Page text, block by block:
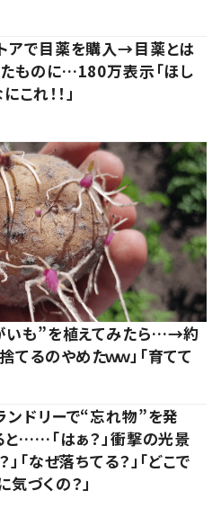
アで目薬を購入→目薬とは
ものに…180万表示「ほし
これ！！」
いも”を植えてみたら…→約
てるのやめたｗｗ」「育てて
ンドリーで“忘れ物”を発
と……「はぁ？」衝撃の光景
」「なぜ落ちてる？」「どこで
気づくの？」